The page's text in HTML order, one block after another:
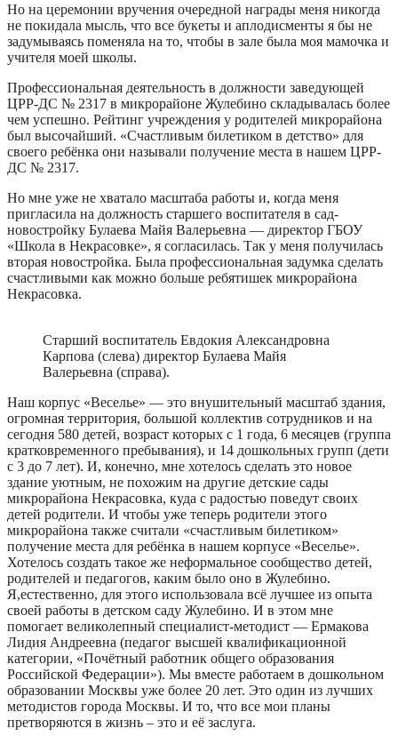
Но на церемонии вручения очередной награды меня никогда
не покидала мысль, что все букеты и аплодисменты я бы не
задумываясь поменяла на то, чтобы в зале была моя мамочка и
учителя моей школы.
Профессиональная деятельность в должности заведующей
ЦРР-ДС № 2317 в микрорайоне Жулебино складывалась более
чем успешно. Рейтинг учреждения у родителей микрорайона
был высочайший. «Счастливым билетиком в детство» для
своего ребёнка они называли получение места в нашем ЦРР-
ДС № 2317.
Но мне уже не хватало масштаба работы и, когда меня
пригласила на должность старшего воспитателя в сад-
новостройку Булаева Майя Валерьевна — директор ГБОУ
«Школа в Некрасовке», я согласилась. Так у меня получилась
вторая новостройка. Была профессиональная задумка сделать
счастливыми как можно больше ребятишек микрорайона
Некрасовка.
Старший воспитатель Евдокия Александровна
Карпова (слева) директор Булаева Майя
Валерьевна (справа).
Наш корпус «Веселье» — это внушительный масштаб здания,
огромная территория, большой коллектив сотрудников и на
сегодня 580 детей, возраст которых с 1 года, 6 месяцев (группа
кратковременного пребывания), и 14 дошкольных групп (дети
с 3 до 7 лет). И, конечно, мне хотелось сделать это новое
здание уютным, не похожим на другие детские сады
микрорайона Некрасовка, куда с радостью поведут своих
детей родители. И чтобы уже теперь родители этого
микрорайона также считали «счастливым билетиком»
получение места для ребёнка в нашем корпусе «Веселье».
Хотелось создать такое же неформальное сообщество детей,
родителей и педагогов, каким было оно в Жулебино.
Я,естественно, для этого использовала всё лучшее из опыта
своей работы в детском саду Жулебино. И в этом мне
помогает великолепный специалист-методист — Ермакова
Лидия Андреевна (педагог высшей квалификационной
категории, «Почётный работник общего образования
Российской Федерации»). Мы вместе работаем в дошкольном
образовании Москвы уже более 20 лет. Это один из лучших
методистов города Москвы. И то, что все мои планы
претворяются в жизнь – это и её заслуга.